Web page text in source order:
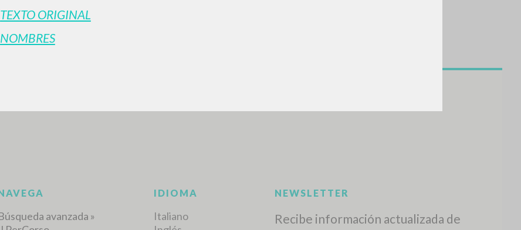
TEXTO ORIGINAL
NOMBRES
0DOCUMENTOS ENCONTRADOS